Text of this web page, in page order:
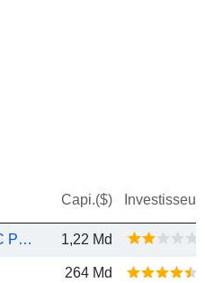
Capi.($) Investisseur
HOKURIKU ELECTRIC POWER COMPANY 1,22 Md
264 Md